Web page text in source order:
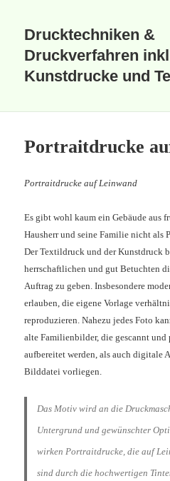
Drucktechniken &
Druckverfahren
Kunstdrucke und
Portraitdrucke
Portraitdrucke auf Leinwand
Es gibt wohl kaum ein Gebäude aus
Hausherr und seine Familie nicht als
Der Textildruck und der Kunstdruck
herrschaftlichen und gut Betuchten
Auftrag zu geben.Insbesondere
erlauben, die eigene Vorlage
reproduzieren. Nahezu jedes Foto
alte Familienbilder, die gescannt
aufbereitet werden, als auch digitale
Bilddatei vorliegen.
Das Motiv wird an die
Untergrund und gewünschter
wirken Portraitdrucke, die auf
sind durch die hochwertigen